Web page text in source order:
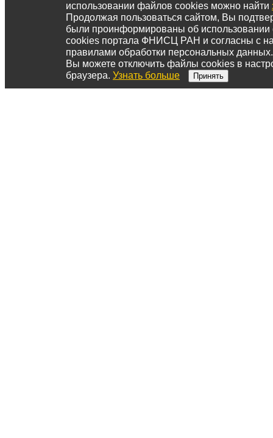
использовании файлов cookies можно найти
Продолжая пользоваться сайтом, Вы
были проинформированы об
cookies портала ФНИСЦ РАН и согласны с
правилами обработки персональных данных.
Вы можете отключить файлы cookies в
браузера. Узнать больше Принять